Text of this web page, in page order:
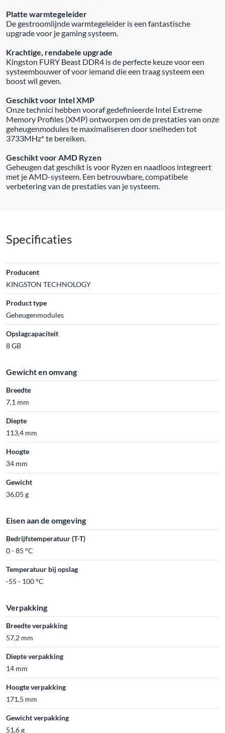
Platte warmtegeleider
De gestroomlijnde warmtegeleider is een fantastische
upgrade voor je gaming systeem.
Krachtige, rendabele upgrade
Kingston FURY Beast DDR4 is de perfecte keuze voor een
systeembouwer of voor iemand die een traag systeem een
boost wil geven.
Geschikt voor Intel XMP
Onze technici hebben vooraf gedefinieerde Intel Extreme
Memory Profiles (XMP) ontworpen om de prestaties van onze
geheugenmodules te maximaliseren door snelheden tot
3733MHz* te bereiken.
Geschikt voor AMD Ryzen
Geheugen dat geschikt is voor Ryzen en naadloos integreert
met je AMD-systeem. Een betrouwbare, compatibele
verbetering van de prestaties van je systeem.
Specificaties
Producent
KINGSTON TECHNOLOGY
Product type
Geheugenmodules
Opslagcapaciteit
8 GB
Gewicht en omvang
Breedte
7,1 mm
Diepte
113,4 mm
Hoogte
34 mm
Gewicht
36,05 g
Eisen aan de omgeving
Bedrijfstemperatuur (T-T)
0 - 85 °C
Temperatuur bij opslag
-55 - 100 °C
Verpakking
Breedte verpakking
57,2 mm
Diepte verpakking
14 mm
Hoogte verpakking
171,5 mm
Gewicht verpakking
51,6 g